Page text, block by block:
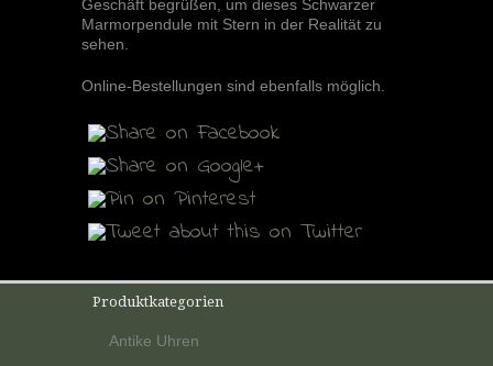
Geschäft begrüßen, um dieses Schwarzer
Marmorpendule mit Stern in der Realität zu
sehen.
Online-Bestellungen sind ebenfalls möglich.
Produktkategorien
Antike Uhren